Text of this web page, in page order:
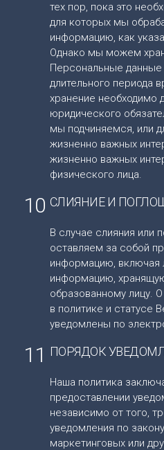
тех пор, пока это
для которых мы
информацию, как
Однако мы можем
Персональные данные
длительного периода
хранение необходимо
юридического
мы подчиняемся, или
жизненно важных
жизненно важных
физического лица.
10 СЛИЯНИЕ И
В случае слияния или
оставляем за собой
информацию, включая
информацию,
образованному лицу.
в политике и статусе
уведомлены по
11 ПОРЯДОК
Наша политика
предоставлении
независимо от того,
уведомления по
маркетинговых или